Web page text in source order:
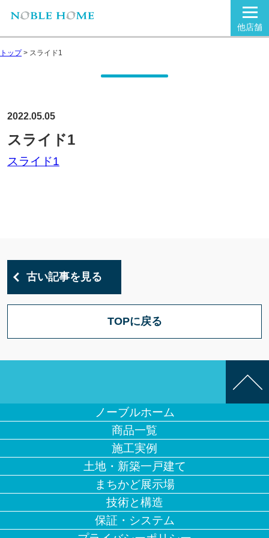
他店舗
トップ> スライド1
2022.05.05
スライド1
スライド1
古い記事を見る
TOPに戻る
ノーブルホーム
商品一覧
施工実例
土地・新築一戸建て
まちかど展示場
技術と構造
保証・システム